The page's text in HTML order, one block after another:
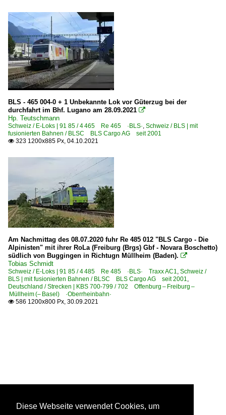
BLS - 465 004-0 + 1 Unbekannte Lok vor Güterzug bei der
durchfahrt im Bhf. Lugano am 28.09.2021 
Hp. Teutschmann
Schweiz / E-Loks | 91 85 / 4 465 Re 465 ·BLS·, Schweiz / BLS | mit
fusionierten Bahnen / BLSC BLS Cargo AG seit 2001
 323 1200x885 Px, 04.10.2021
Am Nachmittag des 08.07.2020 fuhr Re 485 012 "BLS Cargo - Die
Alpinisten" mit ihrer RoLa (Freiburg (Brgs) Gbf - Novara Boschetto)
südlich von Buggingen in Richtugn Müllheim (Baden). 
Tobias Schmidt
Schweiz / E-Loks | 91 85 / 4 485 Re 485 ·BLS· Traxx AC1, Schweiz /
BLS | mit fusionierten Bahnen / BLSC BLS Cargo AG seit 2001,
Deutschland / Strecken | KBS 700-799 / 702 Offenburg – Freiburg –
Müllheim (– Basel) ·Oberrheinbahn·
 586 1200x800 Px, 30.09.2021
Diese Webseite verwendet Cookies, um